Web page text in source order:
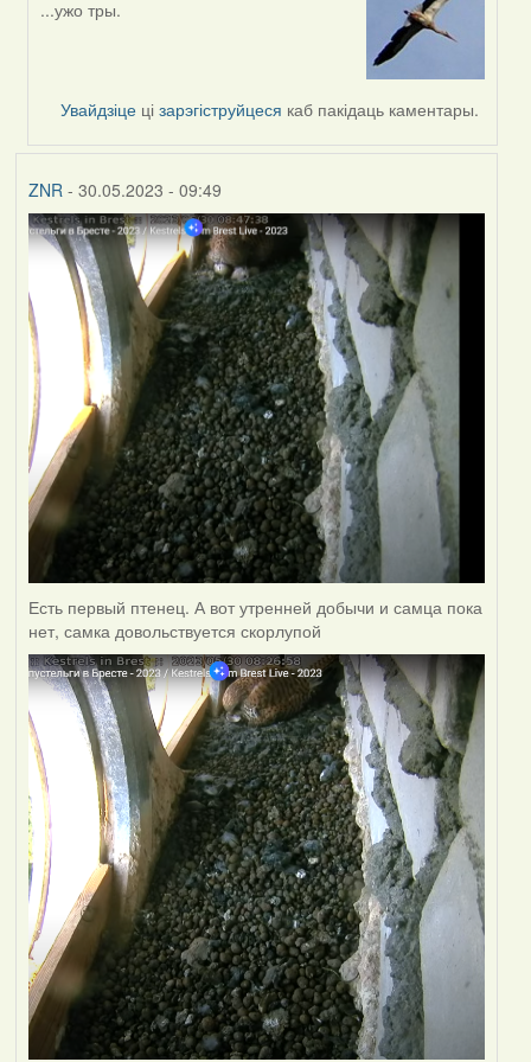
In
Feather
...ужо тры.
Увайдзіце цізарэгіструйцеся каб пакідаць каментары.
ZNR - 30.05.2023 - 09:49
Есть первый птенец. А вот утренней добычи и самца пока
нет, самка довольствуется скорлупой